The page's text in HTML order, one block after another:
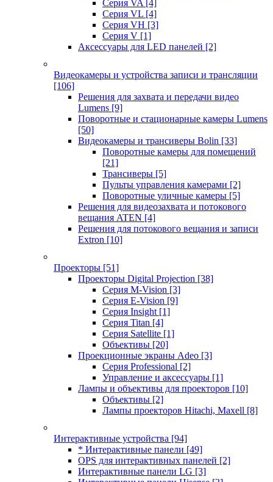
Серия VA [4]
Серия VL [4]
Серия VH [3]
Серия V [1]
Аксессуары для LED панелей [2]
Видеокамеры и устройства записи и трансляции
[106]
Решения для захвата и передачи видео
Lumens [9]
Поворотные и стационарные камеры Lumens
[50]
Видеокамеры и трансиверы Bolin [33]
Поворотные камеры для помещений
[21]
Трансиверы [5]
Пульты управления камерами [2]
Поворотные уличные камеры [5]
Решения для видеозахвата и потокового
вещания ATEN [4]
Решения для потокового вещания и записи
Extron [10]
Проекторы [51]
Проекторы Digital Projection [38]
Серия M-Vision [3]
Серия E-Vision [9]
Серия Insight [1]
Серия Titan [4]
Серия Satellite [1]
Объективы [20]
Проекционные экраны Adeo [3]
Серия Professional [2]
Управление и аксессуары [1]
Лампы и объективы для проекторов [10]
Объективы [2]
Лампы проекторов Hitachi, Maxell [8]
Интерактивные устройства [94]
* Интерактивные панели [49]
OPS для интерактивных панелей [2]
Интерактивные панели LG [3]